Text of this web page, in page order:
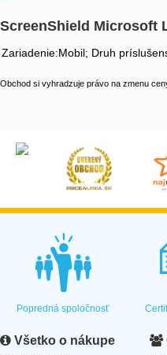
ScreenShield Microsoft
Zariadenie:Mobil; Druh
Obchod si vyhradzuje právo na zmenu
Popredná spoločnosť
Všetko o nákupe